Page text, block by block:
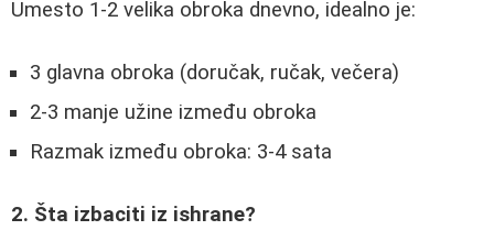
Umesto 1-2 velika obroka dnevno, idealno je:
3 glavna obroka (doručak, ručak, večera)
2-3 manje užine između obroka
Razmak između obroka: 3-4 sata
2. Šta izbaciti iz ishrane?